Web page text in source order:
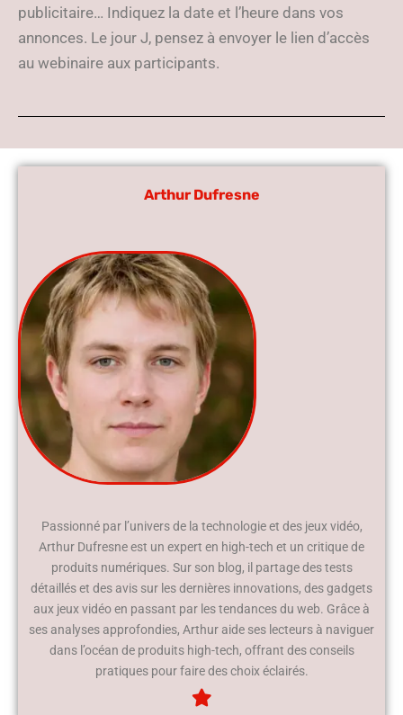
publicitaire… Indiquez la date et l’heure dans vos
annonces. Le jour J, pensez à envoyer le lien d’accès
au webinaire aux participants.
Arthur Dufresne
Passionné par l’univers de la technologie et des jeux vidéo,
Arthur Dufresne est un expert en high-tech et un critique de
produits numériques. Sur son blog, il partage des tests
détaillés et des avis sur les dernières innovations, des gadgets
aux jeux vidéo en passant par les tendances du web. Grâce à
ses analyses approfondies, Arthur aide ses lecteurs à naviguer
dans l’océan de produits high-tech, offrant des conseils
pratiques pour faire des choix éclairés.